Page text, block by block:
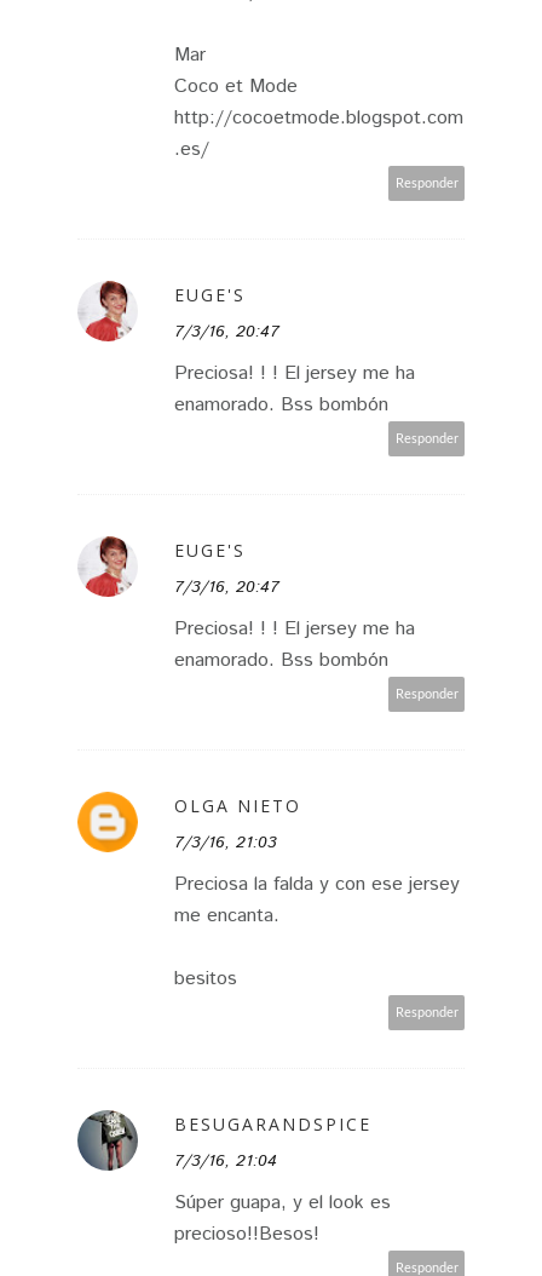
Mar
Coco et Mode
http://cocoetmode.blogspot.com
.es/
Responder
EUGE'S
7/3/16, 20:47
Preciosa! ! ! El jersey me ha
enamorado. Bss bombón
Responder
EUGE'S
7/3/16, 20:47
Preciosa! ! ! El jersey me ha
enamorado. Bss bombón
Responder
OLGA NIETO
7/3/16, 21:03
Preciosa la falda y con ese jersey
me encanta.
besitos
Responder
BESUGARANDSPICE
7/3/16, 21:04
Súper guapa, y el look es
precioso!!Besos!
Responder